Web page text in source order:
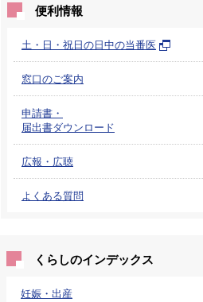
便利情報
土・日・祝日の日中の当番医
窓口のご案内
申請書・
届出書ダウンロード
広報・広聴
よくある質問
くらしのインデックス
妊娠・出産